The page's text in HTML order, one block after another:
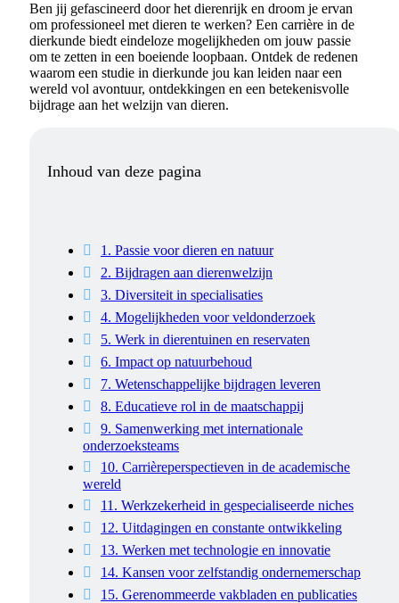
Ben jij gefascineerd door het dierenrijk en droom je ervan
om professioneel met dieren te werken? Een carrière in de
dierkunde biedt eindeloze mogelijkheden om jouw passie
om te zetten in een boeiende loopbaan. Ontdek de redenen
waarom een studie in dierkunde jou kan leiden naar een
wereld vol avontuur, ontdekkingen en een betekenisvolle
bijdrage aan het welzijn van dieren.
Inhoud van deze pagina
1. Passie voor dieren en natuur
2. Bijdragen aan dierenwelzijn
3. Diversiteit in specialisaties
4. Mogelijkheden voor veldonderzoek
5. Werk in dierentuinen en reservaten
6. Impact op natuurbehoud
7. Wetenschappelijke bijdragen leveren
8. Educatieve rol in de maatschappij
9. Samenwerking met internationale
onderzoeksteams
10. Carrièreperspectieven in de academische
wereld
11. Werkzekerheid in gespecialiseerde niches
12. Uitdagingen en constante ontwikkeling
13. Werken met technologie en innovatie
14. Kansen voor zelfstandig ondernemerschap
15. Gerenommeerde vakbladen en publicaties